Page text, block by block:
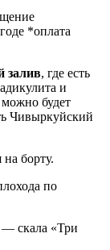
*оплата
залив, где есть
и
будет
Чивыркуйский
борту.
по
скала «Три